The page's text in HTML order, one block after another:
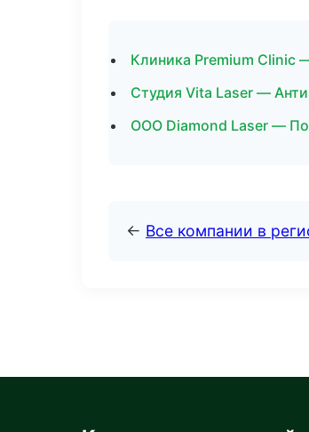
Клиника Premium Clinic
Студия Vita Laser —
ООО Diamond Laser —
← Все компании в